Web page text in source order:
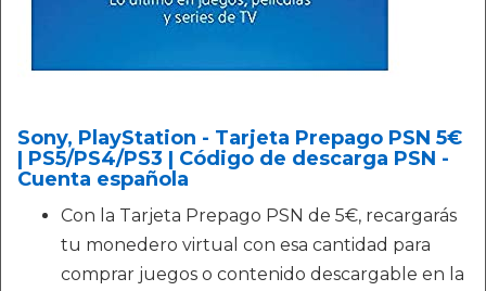
Sony, PlayStation - Tarjeta Prepago PSN 5€
| PS5/PS4/PS3 | Código de descarga PSN -
Cuenta española
Con la Tarjeta Prepago PSN de 5€, recargarás
tu monedero virtual con esa cantidad para
comprar juegos o contenido descargable en la